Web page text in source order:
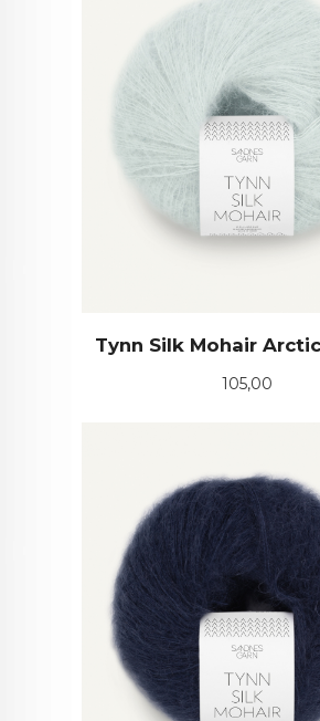
Tynn Silk Mohair Arctic
Pris
105,00